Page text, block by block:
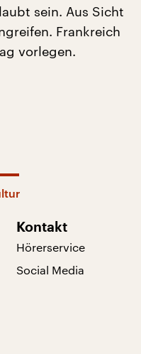
sein. Aus Sicht
Frankreich
vorlegen.
Kontakt
Hörerservice
Social Media